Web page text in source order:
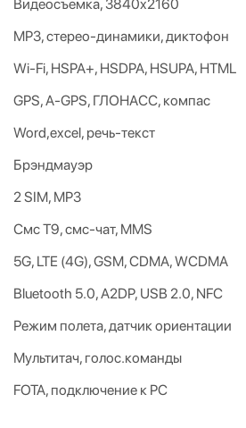
Видеосъемка, 3840x2160
MP3, стерео-динамики, диктофон
Wi-Fi, HSPA+, HSDPA, HSUPA, HTML
GPS, A-GPS, ГЛОНАСС, компас
Word,excel, речь-текст
Брэндмауэр
2 SIM, MP3
Смс Т9, смс-чат, MMS
5G, LTE (4G), GSM, CDMA, WCDMA
Bluetooth 5.0, A2DP, USB 2.0, NFC
Режим полета, датчик ориентации
Мультитач, голос.команды
FOTA, подключение к PC